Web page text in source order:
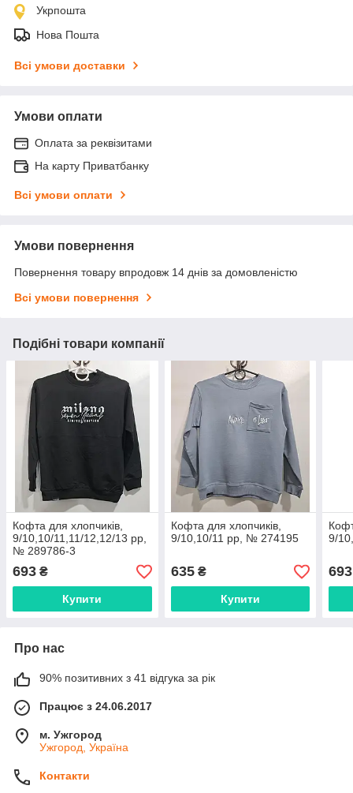
Укрпошта
Нова Пошта
Всі умови доставки
Умови оплати
Оплата за реквізитами
На карту Приватбанку
Всі умови оплати
Умови повернення
Повернення товару впродовж 14 днів за домовленістю
Всі умови повернення
Подібні товари компанії
Кофта для хлопчиків,
9/10,10/11,11/12,12/13 рр,
№ 289786-3
693 ₴
Купити
Кофта для хлопчиків,
9/10,10/11 рр, № 274195
635₴
Купити
9/
693
Про нас
90% позитивних з 41 відгука за рік
Працює з 24.06.2017
м. Ужгород
Ужгород, Україна
Контакти